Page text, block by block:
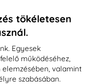
tökéletesen
Egyesek
működéséhez,
valamint
szabásában.
készítve
Ft
Ft
> 5 darab
3mk
6
5